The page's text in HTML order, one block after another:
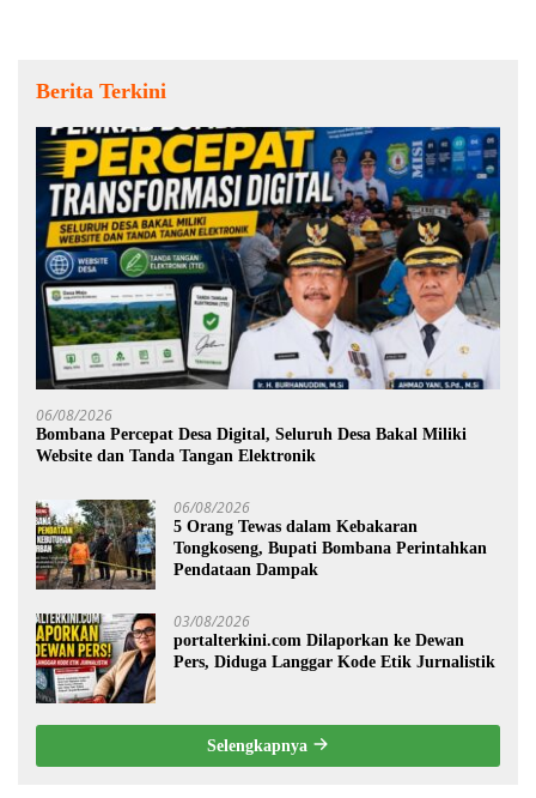
Berita Terkini
06/08/2026
Bombana Percepat Desa Digital, Seluruh Desa Bakal Miliki
Website dan Tanda Tangan Elektronik
06/08/2026
5 Orang Tewas dalam Kebakaran
Tongkoseng, Bupati Bombana Perintahkan
Pendataan Dampak
03/08/2026
portalterkini.com Dilaporkan ke Dewan
Pers, Diduga Langgar Kode Etik Jurnalistik
Selengkapnya